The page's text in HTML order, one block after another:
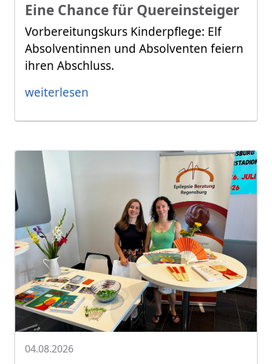
Eine Chance für Quereinsteiger
Vorbereitungskurs Kinderpflege: Elf
Absolventinnen und Absolventen feiern
ihren Abschluss.
weiterlesen
04.08.2026